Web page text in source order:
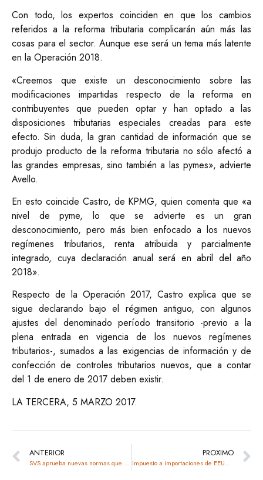
Con todo, los expertos coinciden en que los cambios
referidos a la reforma tributaria complicarán aún más las
cosas para el sector. Aunque ese será un tema más latente
en la Operación 2018.
«Creemos que existe un desconocimiento sobre las
modificaciones impartidas respecto de la reforma en
contribuyentes que pueden optar y han optado a las
disposiciones tributarias especiales creadas para este
efecto. Sin duda, la gran cantidad de información que se
produjo producto de la reforma tributaria no sólo afectó a
las grandes empresas, sino también a las pymes», advierte
Avello.
En esto coincide Castro, de KPMG, quien comenta que «a
nivel de pyme, lo que se advierte es un gran
desconocimiento, pero más bien enfocado a los nuevos
regímenes tributarios, renta atribuida y parcialmente
integrado, cuya declaración anual será en abril del año
2018».
Respecto de la Operación 2017, Castro explica que se
sigue declarando bajo el régimen antiguo, con algunos
ajustes del denominado período transitorio -previo a la
plena entrada en vigencia de los nuevos regímenes
tributarios-, sumados a las exigencias de información y de
confección de controles tributarios nuevos, que a contar
del 1 de enero de 2017 deben existir.
LA TERCERA, 5 MARZO 2017.
ANTERIOR
SVS aprueba nuevas normas que favorecen a “facturas de segunda mano”
PROXIMO
Impuesto a importaciones de EEUU causaría shock global